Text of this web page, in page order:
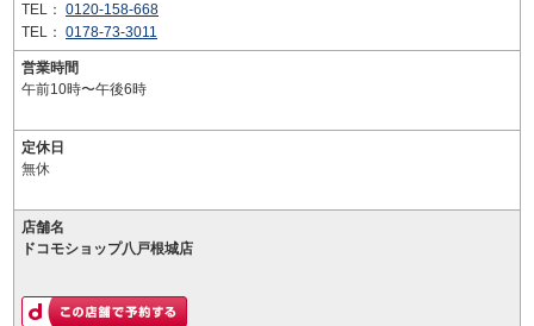
TEL： 0120-158-668
TEL： 0178-73-3011
営業時間
午前10時〜午後6時
定休日
無休
店舗名
ドコモショップ八戸根城店